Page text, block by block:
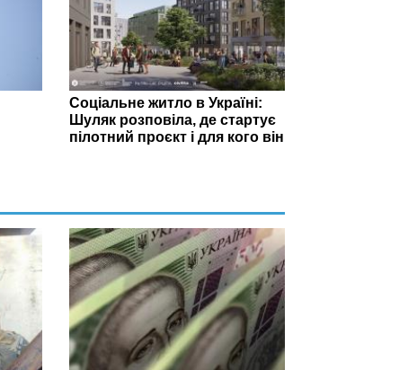
Соціальне житло в Україні:
Шуляк розповіла, де стартує
пілотний проєкт і для кого він